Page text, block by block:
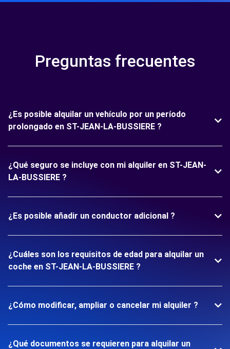
Preguntas frecuentes
¿Es posible alquilar un vehículo por un período
prolongado en ST-JEAN-LA-BUSSIERE ?
¿Qué seguro se incluye con mi alquiler en ST-JEAN-
LA-BUSSIERE ?
¿Es posible añadir un conductor adicional ?
¿Cuáles son los requisitos de edad para alquilar un
coche en ST-JEAN-LA-BUSSIERE ?
¿Cómo modificar, ampliar o cancelar mi alquiler ?
¿Qué documentos se requieren para alquilar un